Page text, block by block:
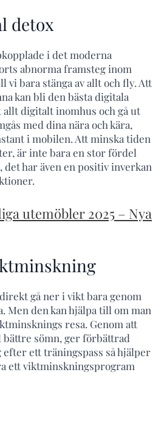
detox
i det moderna
abnorma framsteg inom
vi bara stänga av allt och fly. Att
kan bli den bästa digitala
digitalt inomhus och gå ut
med dina nära och kära,
i mobilen. Att minska tiden
är inte bara en stor fördel
det har även en positiv inverkan
utemöbler 2025 – Nya
gå ner i vikt bara genom
Men den kan hjälpa till om man
resa. Genom att
sömn, ger förbättrad
ett träningspass så hjälper
ett viktminskningsprogram